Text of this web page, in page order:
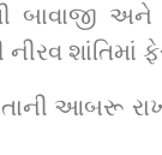
બાવાજી
નીરવ શાંતિમાં
આબરૂ